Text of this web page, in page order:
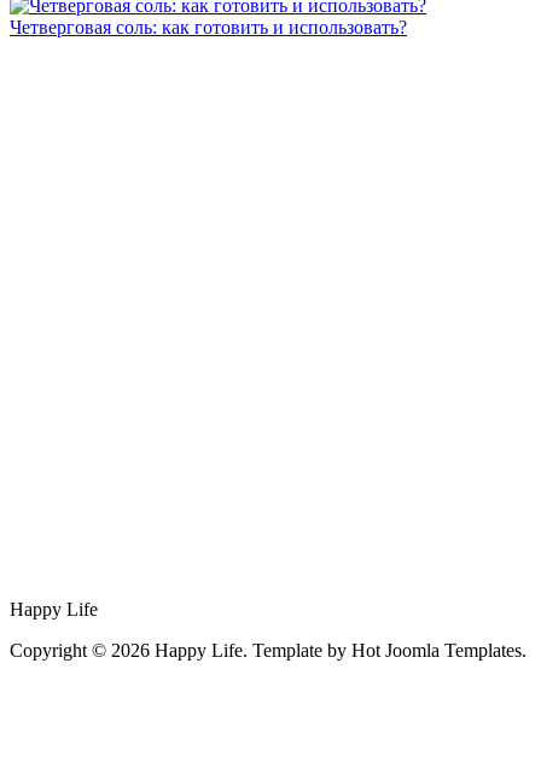
Четверговая соль: как готовить и использовать?
Happy Life
Copyright © 2026 Happy Life. Template by Hot Joomla Templates.